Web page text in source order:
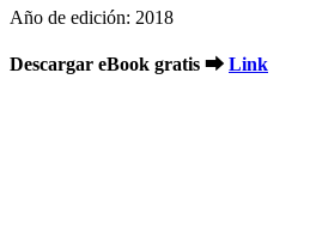
Año de edición: 2018
Descargar eBook gratis ➡ Link